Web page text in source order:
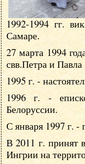
1992-1994 гг.
Самаре.
27 марта 1994
свв.Петра и
1995 г. -
1996 г. -
Белоруссии.
С января 1997 г.
В 2011 г. принят
Ингрии на